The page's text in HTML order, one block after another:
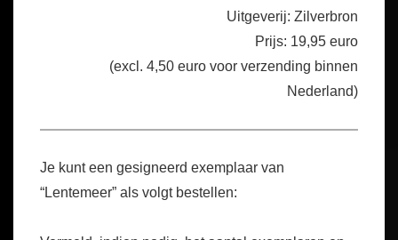
Uitgeverij: Zilverbron
Prijs: 19,95 euro
(excl. 4,50 euro voor verzending binnen
Nederland)
Je kunt een gesigneerd exemplaar van
“Lentemeer” als volgt bestellen: